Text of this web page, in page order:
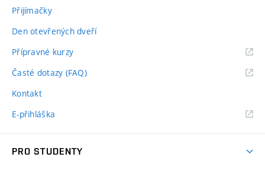
Přijímačky
Den otevřených dveří
Přípravné kurzy
Časté dotazy (FAQ)
Kontakt
E-přihláška
PRO STUDENTY